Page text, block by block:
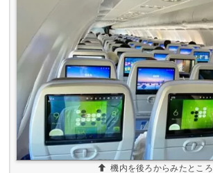
機内を後ろからみたところ